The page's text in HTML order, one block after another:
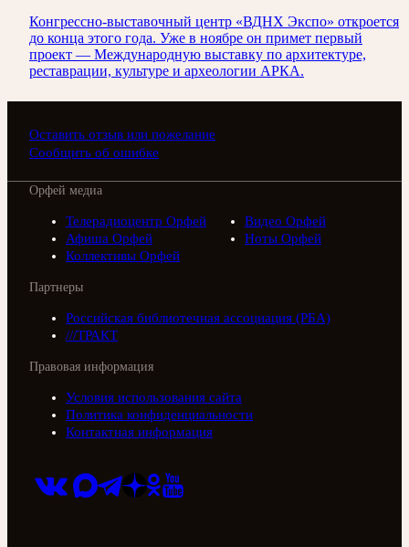
Конгрессно-выставочный центр «ВДНХ Экспо» откроется
до конца этого года. Уже в ноябре он примет первый
проект — Международную выставку по архитектуре,
реставрации, культуре и археологии АРКА.
Оставить отзыв или пожелание
Сообщить об ошибке
Орфей медиа
Телерадиоцентр Орфей
Видео Орфей
Афиша Орфей
Ноты Орфей
Коллективы Орфей
Партнеры
Российская библиотечная ассоциация (РБА)
///ТРАКТ
Правовая информация
Условия использования сайта
Политика конфиденциальности
Контактная информация